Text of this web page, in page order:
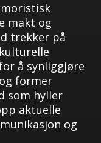
makt og
trekker på
å synliggjøre
former
som hyller
aktuelle
og